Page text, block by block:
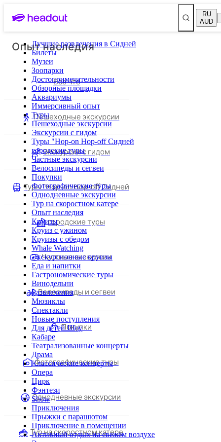
RU
AUD
Лучшие развлечения в Сидней
Билеты
Музеи
Зоопарки
Достопримечательности
Обзорные площадки
Аквариумы
Иммерсивный опыт
Туры
Пешеходные экскурсии
Экскурсии с гидом
Туры "Hop-on Hop-off Сидней
городские туры
Частные экскурсии
Велосипеды и сегвеи
Покупки
Фотографические туры
Однодневные экскурсии
Тур на скоростном катере
Опыт наследия
Круизы
Круиз с ужином
Круизы с обедом
Whale Watching
Экскурсионные круизы
Еда и напитки
Гастрономические туры
Винодельни
Развлечения
Мюзиклы
Спектакли
Новые поступления
Для детей Шоу
Кабаре
Театрализованные концерты
Драма
Классические концерты
Опера
Цирк
Фэнтези
Show
Приключения
Прыжки с парашютом
Приключение в помещении
Активный отдых на свежем воздухе
Опыт наследия
Все что
Пешеходные экскурсии
Экскурсии с гидом
Туры "Hop-on Hop-off Сидней
городские туры
Частные экскурсии
Велосипеды и сегвеи
Покупки
Фотографические туры
Однодневные экскурсии
Тур на скоростном катере